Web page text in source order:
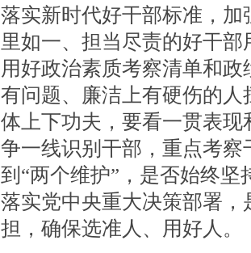
落实新时代好干部标准，
里如一、担当尽责的好干
用好政治素质考察清单和
有问题、廉洁上有硬伤的
体上下功夫，要看一贯表
争一线识别干部，重点考察
到“两个维护”，是否始终
落实党中央重大决策部署
担，确保选准人、用好人。